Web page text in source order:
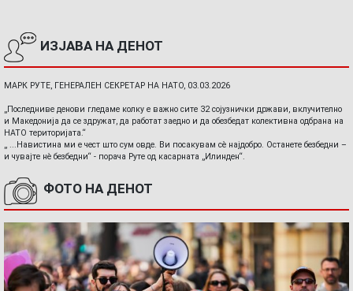
ИЗЈАВА НА ДЕНОТ
МАРК РУТЕ, ГЕНЕРАЛЕН СЕКРЕТАР НА НАТО, 03.03.2026
„Последниве денови гледаме колку е важно сите 32 сојузнички држави, вклучително
и Македонија да се здружат, да работат заедно и да обезбедат колективна одбрана на
НАТО територијата.“
„ ...Навистина ми е чест што сум овде. Ви посакувам сè најдобро. Останете безбедни –
и чувајте нè безбедни“ - порача Руте од касарната „Илинден“.
ФОТО НА ДЕНОТ